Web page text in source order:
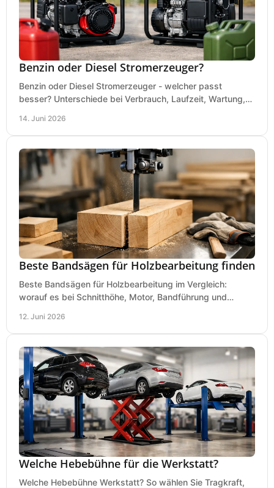
Benzin oder Diesel Stromerzeuger?
Benzin oder Diesel Stromerzeuger - welcher passt
besser? Unterschiede bei Verbrauch, Laufzeit, Wartung,
14. Juni 2026
Beste Bandsägen für Holzbearbeitung finden
Beste Bandsägen für Holzbearbeitung im Vergleich:
worauf es bei Schnitthöhe, Motor, Bandführung und
12. Juni 2026
Welche Hebebühne für die Werkstatt?
Welche Hebebühne Werkstatt? So wählen Sie Tragkraft,